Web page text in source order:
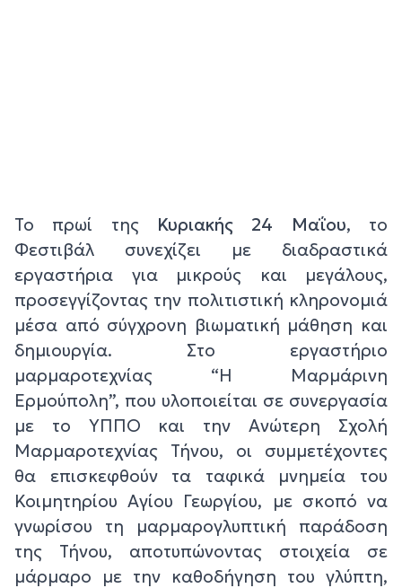
Το πρωί της Κυριακής 24 Μαΐου, το
Φεστιβάλ συνεχίζει με διαδραστικά
εργαστήρια για μικρούς και μεγάλους,
προσεγγίζοντας την πολιτιστική κληρονομιά
μέσα από σύγχρονη βιωματική μάθηση και
δημιουργία. Στο εργαστήριο
μαρμαροτεχνίας “Η Μαρμάρινη
Ερμούπολη”, που υλοποιείται σε συνεργασία
με το ΥΠΠΟ και την Ανώτερη Σχολή
Μαρμαροτεχνίας Τήνου, οι συμμετέχοντες
θα επισκεφθούν τα ταφικά μνημεία του
Κοιμητηρίου Αγίου Γεωργίου, με σκοπό να
γνωρίσου τη μαρμαρογλυπτική παράδοση
της Τήνου, αποτυπώνοντας στοιχεία σε
μάρμαρο με την καθοδήγηση του γλύπτη,